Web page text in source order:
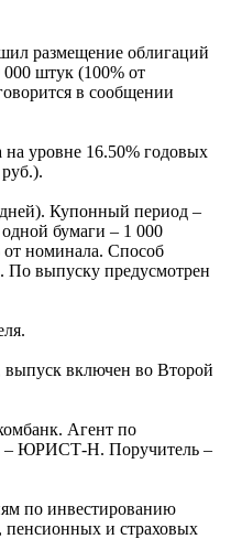
размещение облигаций
штук (100% от
в сообщении
на уровне 16.50% годовых
Купонный период –
бумаги – 1 000
номинала. Способ
По выпуску предусмотрен
включен во Второй
Агент по
– ЮРИСТ-Н. Поручитель –
по инвестированию
пенсионных и страховых